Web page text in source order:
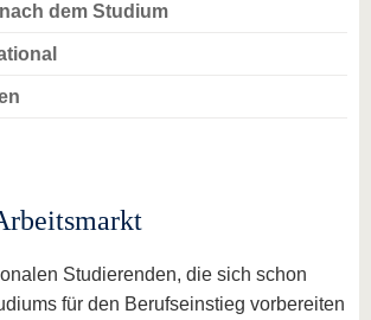
dem Studium
Studierenden, die sich schon
für den Berufseinstieg vorbereiten